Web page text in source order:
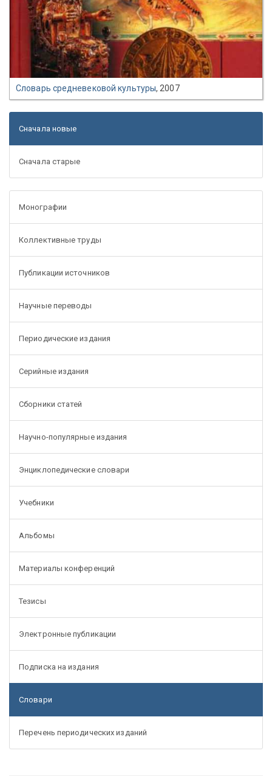
Словарь средневековой культуры, 2007
Сначала новые
Сначала старые
Монографии
Коллективные труды
Публикации источников
Научные переводы
Периодические издания
Серийные издания
Сборники статей
Научно-популярные издания
Энциклопедические словари
Учебники
Альбомы
Материалы конференций
Тезисы
Электронные публикации
Подписка на издания
Словари
Перечень периодических изданий